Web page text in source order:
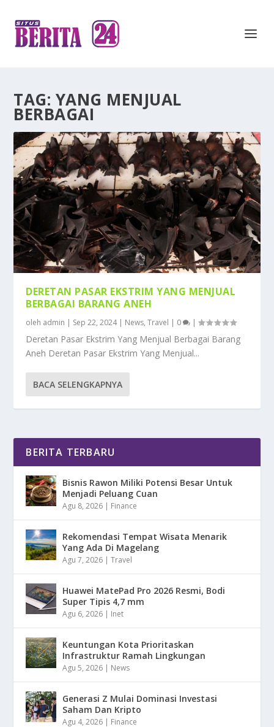
TAG: YANG MENJUAL
BERBAGAI
DERETAN PASAR EKSTRIM YANG MENJUAL
BERBAGAI BARANG ANEH
oleh admin | Sep 22, 2024| News,Travel | 0 |
Deretan Pasar Ekstrim Yang Menjual Berbagai Barang
Aneh Deretan Pasar Ekstrim Yang Menjual...
BACA SELENGKAPNYA
BERITA TERBARU
Bisnis Rawon Miliki Potensi Besar Untuk
Menjadi Peluang Cuan
Agu 8, 2026 | Finance
Rekomendasi Tempat Wisata Menarik
Yang Ada Di Magelang
Agu 7, 2026 |Travel
Huawei MatePad Pro 2026 Resmi, Bodi
Super Tipis 4,7 mm
Agu 6, 2026 | Inet
Keuntungan Kota Prioritaskan
Infrastruktur Ramah Lingkungan
Agu 5, 2026 | News
Generasi Z Mulai Dominasi Investasi
Saham Dan Kripto
Agu 4, 2026 | Finance